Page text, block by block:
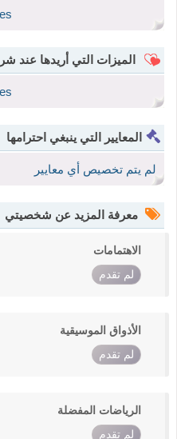
الميزات التي أريدها عند
المعايير التي ينبغي احترامها
لم يتم تخصيص أي معايير
معرفة المزيد عن شخصيتي
الاهتمامات
لم تقدم
الأذواق الموسيقية
لم تقدم
الرياضات المفضلة
لم تقدم